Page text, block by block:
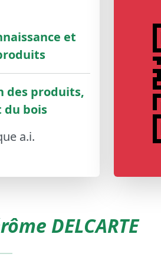
et
des produits,
du bois
a.i.
DELCARTE